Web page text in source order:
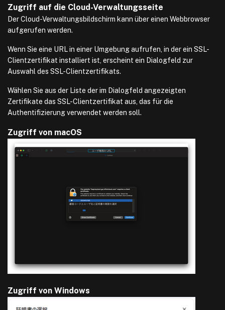
Zugriff auf die Cloud-Verwaltungsseite
Der Cloud-Verwaltungsbildschirm kann über einen Webbrowser
aufgerufen werden.
Wenn Sie eine URL in einer Umgebung aufrufen, in der ein SSL-
Clientzertifikat installiert ist, erscheint ein Dialogfeld zur
Auswahl des SSL-Clientzertifikats.
Wählen Sie aus der Liste der im Dialogfeld angezeigten
Zertifikate das SSL-Clientzertifikat aus, das für die
Authentifizierung verwendet werden soll.
Zugriff von macOS
Zugriff von Windows